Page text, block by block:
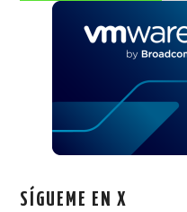
SÍGUEME EN X